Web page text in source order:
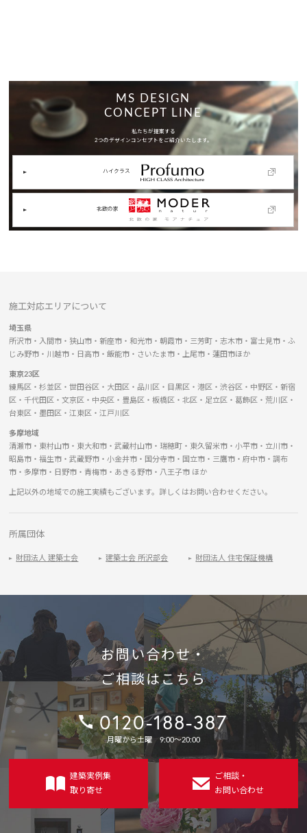
MS DESIGN
CONCEPT LINE
私たちが提案する
2つのデザインコンセプトをご紹介いたします。
ハイクラス
北欧の家
施工対応エリアについて
埼玉県
所沢市・入間市・狭山市・新座市・和光市・朝霞市・三芳町・志木市・富士見市・ふ
じみ野市・川越市・日高市・飯能市・さいたま市・上尾市・蓮田市ほか
東京23区
練馬区・杉並区・世田谷区・大田区・品川区・目黒区・港区・渋谷区・中野区・新宿
区・千代田区・文京区・中央区・豊島区・板橋区・北区・足立区・葛飾区・荒川区・
台東区・墨田区・江東区・江戸川区
多摩地域
清瀬市・東村山市・東大和市・武蔵村山市・瑞穂町・東久留米市・小平市・立川市・
昭島市・福生市・武蔵野市・小金井市・国分寺市・国立市・三鷹市・府中市・調布
市・多摩市・日野市・青梅市・あきる野市・八王子市 ほか
上記以外の地域での施工実績もございます。詳しくはお問い合わせください。
所属団体
財団法人 建築士会 建築士会 所沢部会 財団法人 住宅保証機構
お問い合わせ・
ご相談はこちら
電
話
番
0120-188-387
月曜から土曜 9:00〜20:00
建築実例集
取り寄せ
ご相談・
お問い合わせ